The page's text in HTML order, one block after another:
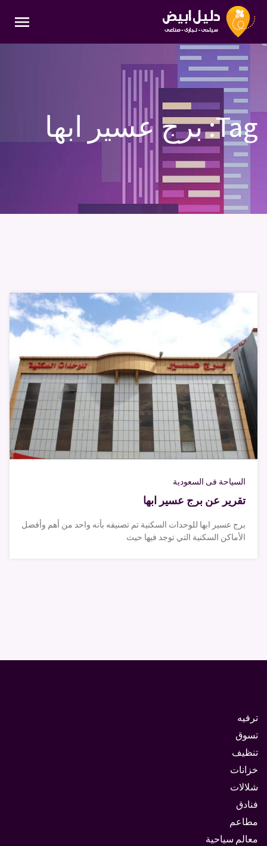
menu
Tag: برج عسير ابها
السياحة فى السعودية
تقرير عن برج عسير ابها
برج عسير ابها للوحدات السكنية تم تصنيفه بأنه واحد من أهم وأفضل
الأماكن السكنية التي توجد فيها حيث
ترفيه
تسوق
تنظيف
خزانات
شلالات
فنادق
مطاعم
معالم سياحية